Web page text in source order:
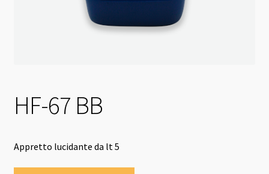
HF-67 BB
Appretto lucidante da lt 5